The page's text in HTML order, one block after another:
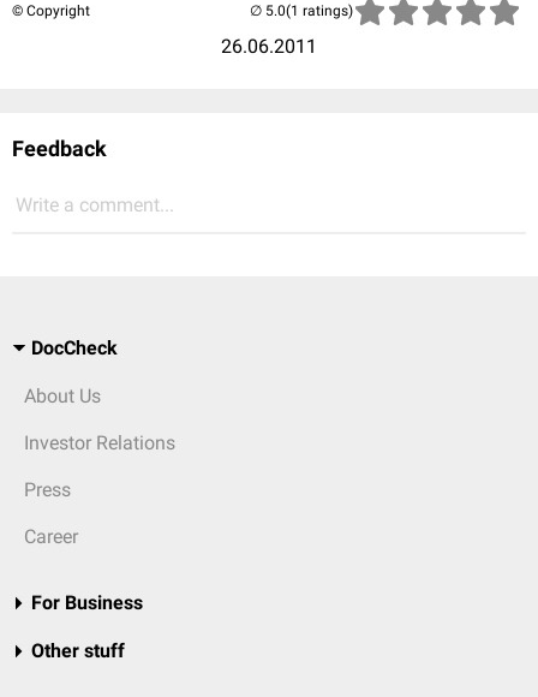
© Copyright
26.06.2011
(1 ratings)
Feedback
Write a comment...
DocCheck
About Us
Investor Relations
Press
Career
For Business
Other stuff